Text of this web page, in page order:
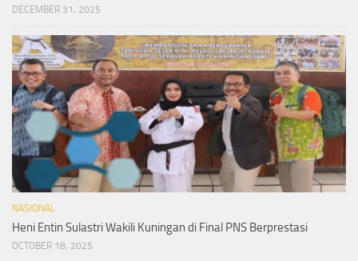
DECEMBER 31, 2025
NASIONAL
Heni Entin Sulastri Wakili Kuningan di Final PNS Berprestasi
OCTOBER 18, 2025